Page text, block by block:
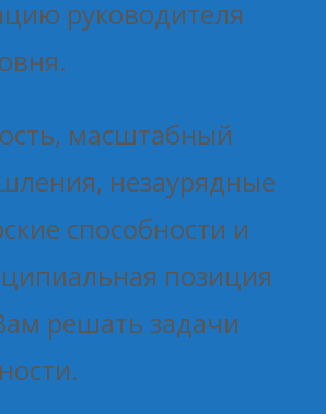
руководителя
масштабный
незаурядные
способности и
позиция
решать задачи